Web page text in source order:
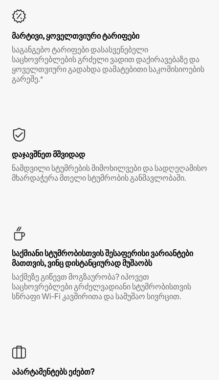
მარტივი, ყოველთვიური ტარიფები
საგანგებო ტარიფები დასასვენებელი
საცხოვრებლების გრძელი ვადით დაქირავებაზე და
ყოველთვიური გადახდა დამატებითი საკომისიოების
გარეშე.*
დაჯავშნეთ მშვიდად
ნამდვილი სტუმრების მიმოხილვები და სადღეღამისო
მხარდაჭერა მთელი სტუმრობის განმავლობაში.
საქმიანი სტუმრობისთვის შესაფერისი ვარიანტები
მათთვის, ვინც დისტანციურად მუშაობს
საქმეზე გიწევთ მოგზაურობა? იპოვეთ
საცხოვრებლები გრძელვადიანი სტუმრობისთვის
სწრაფი Wi‑Fi კავშირითა და სამუშაო სივრცით.
აპარტამენტებს ეძებთ?